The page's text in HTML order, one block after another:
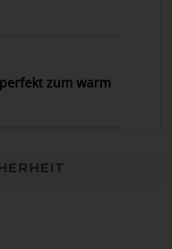
zum warm